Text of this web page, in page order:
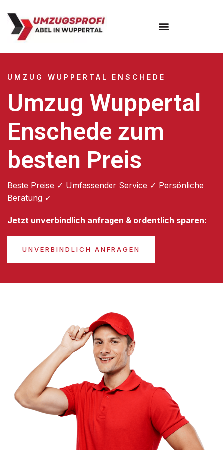
UMZUG WUPPERTAL ENSCHEDE
Umzug Wuppertal
Enschede zum
besten Preis
Beste Preise ✓ Umfassender Service ✓ Persönliche
Beratung ✓
Jetzt unverbindlich anfragen & ordentlich sparen:
UNVERBINDLICH ANFRAGEN